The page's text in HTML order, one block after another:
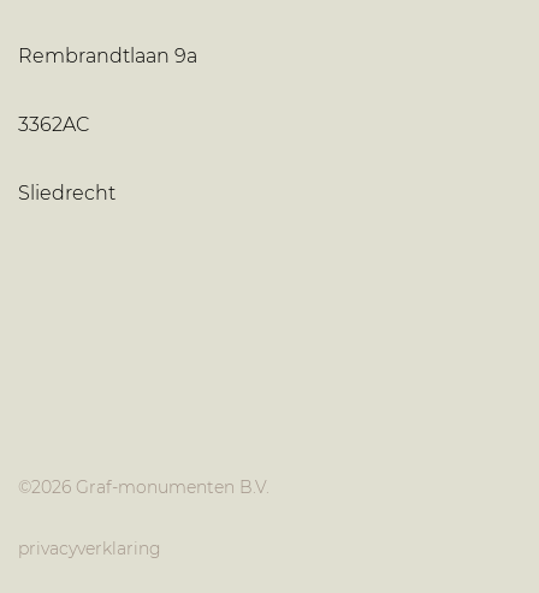
Rembrandtlaan 9a
3362AC
Sliedrecht
©2026 Graf-monumenten B.V.
privacyverklaring